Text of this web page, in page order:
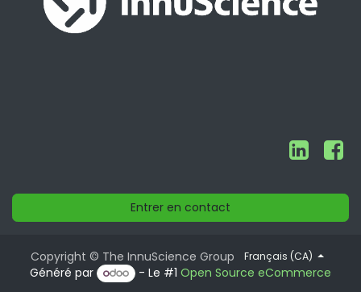
Entrer en contact
Copyright © The InnuScience Group Français (CA)
Généré par - Le #1Open Source eCommerce